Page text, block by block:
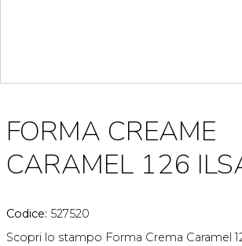
FORMA CREAME
CARAMEL 126
Codice: 527520
Scopri lo stampo Forma Crema Caramel